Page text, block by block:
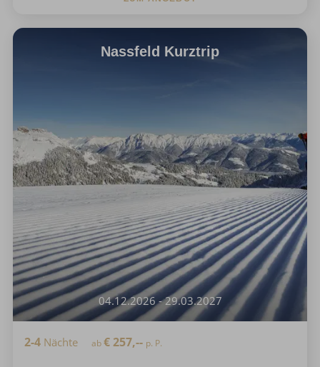
Nassfeld Kurztrip
04.12.2026 - 29.03.2027
2-4 Nächte ab€257,-- p. P.